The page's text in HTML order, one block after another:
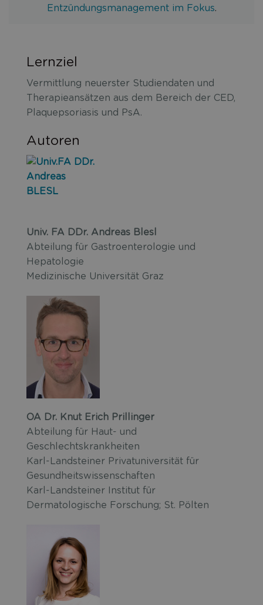
Entzündungsmanagement im Fokus.
Lernziel
Vermittlung neuerster Studiendaten und
Therapieansätzen aus dem Bereich der CED,
Plaquepsoriasis und PsA.
Autoren
Univ. FA DDr. Andreas Blesl
Abteilung für Gastroenterologie und
Hepatologie
Medizinische Universität Graz
OA Dr. Knut Erich Prillinger
Abteilung für Haut- und
Geschlechtskrankheiten
Karl-Landsteiner Privatuniversität für
Gesundheitswissenschaften
Karl-Landsteiner Institut für
Dermatologische Forschung; St. Pölten